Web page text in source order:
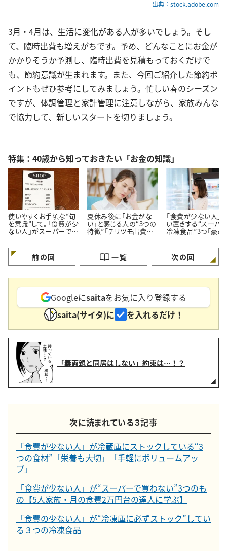
出典：stock.adobe.com
3月・4月は、生活に変化がある人が多いでしょう。そし
て、臨時出費も増えがちです。予め、どんなことにお金が
かかりそうか予測し、臨時出費を見積もっておくだけで
も、節約意識が生まれます。また、今回ご紹介した節約ポ
イントもぜひ参考にしてみましょう。忙しい春のシーズン
ですが、体調管理と家計管理に注意しながら、家族みんな
で協力して、新しいスタートを切りましょう。
特集：40歳から知っておきたい「お金の知識」
使いやすくお手頃な“旬
を意識”して。「食費が少
ない人」がスーパーでよ
夏休み後に「お金がな
い」と感じる人の“3つの
特徴”「チリツモ出費に
「食費が少ない人」
い置きする“スーパ
冷凍食品”3つ「豪華
る」
前の回 一覧 次の回
Googleにsaitaをお気に入り登録する
saita(サイタ)に
を入れるだけ！
「義両親と同居はしない」約束は…！？
次に読まれている３記事
「食費が少ない人」が冷蔵庫にストックしている“3
つの食材”「栄養も大切」「手軽にボリュームアッ
プ」
「食費が少ない人」が“スーパーで買わない”3つのも
の【5人家族・月の食費2万円台の達人に学ぶ】
「食費の少ない人」が“冷凍庫に必ずストック”してい
る３つの冷凍食品